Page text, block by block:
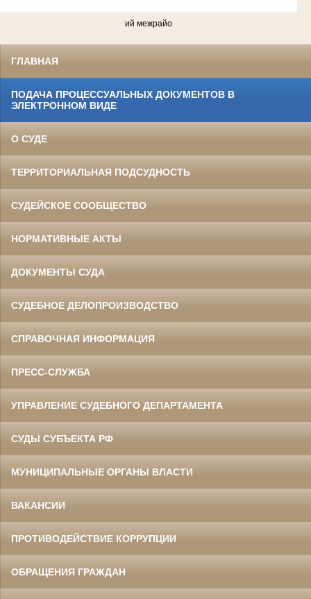
ий межрайо
ГЛАВНАЯ
ПОДАЧА ПРОЦЕССУАЛЬНЫХ ДОКУМЕНТОВ В
ЭЛЕКТРОННОМ ВИДЕ
О СУДЕ
ТЕРРИТОРИАЛЬНАЯ ПОДСУДНОСТЬ
СУДЕЙСКОЕ СООБЩЕСТВО
НОРМАТИВНЫЕ АКТЫ
ДОКУМЕНТЫ СУДА
СУДЕБНОЕ ДЕЛОПРОИЗВОДСТВО
СПРАВОЧНАЯ ИНФОРМАЦИЯ
ПРЕСС-СЛУЖБА
УПРАВЛЕНИЕ СУДЕБНОГО ДЕПАРТАМЕНТА
СУДЫ СУБЪЕКТА РФ
МУНИЦИПАЛЬНЫЕ ОРГАНЫ ВЛАСТИ
ВАКАНСИИ
ПРОТИВОДЕЙСТВИЕ КОРРУПЦИИ
ОБРАЩЕНИЯ ГРАЖДАН